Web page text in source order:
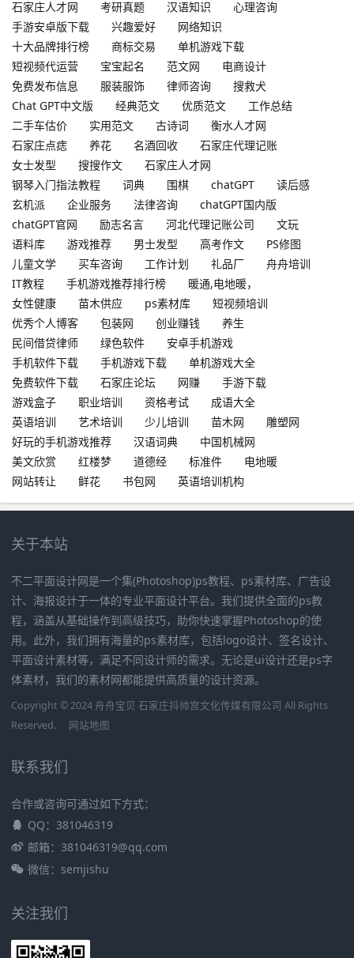
石家庄人才网
考研真题 汉语知识
心理咨询
手游安卓版下载
兴趣爱好
网络知识
十大品牌排行榜
商标交易
单机游戏下载
短视频代运营
宝宝起名 范文网
电商设计
免费发布信息
服装服饰 律师咨询
搜救犬
Chat GPT中文版
经典范文 优质范文
工作总结
二手车估价
实用范文 古诗词
衡水人才网
石家庄点痣
养花 名酒回收
石家庄代理记账
女士发型
搜搜作文
石家庄人才网
钢琴入门指法教程
词典 围棋 chatGPT
读后感
玄机派
企业服务 法律咨询
chatGPT国内版
chatGPT官网
励志名言 河北代理记账公司
文玩
语料库
游戏推荐 男士发型 高考作文
PS修图
儿童文学
买车咨询 工作计划 礼品厂
舟舟培训
IT教程
手机游戏推荐排行榜
暖通,电地暖，
女性健康
苗木供应 ps素材库
短视频培训
优秀个人博客
包装网 创业赚钱
养生
民间借贷律师
绿色软件
安卓手机游戏
手机软件下载
手机游戏下载
单机游戏大全
免费软件下载
石家庄论坛 网赚
手游下载
游戏盒子
职业培训 资格考试
成语大全
英语培训
艺术培训 少儿培训 苗木网
雕塑网
好玩的手机游戏推荐
汉语词典
中国机械网
美文欣赏
红楼梦 道德经 标准件
电地暖
网站转让
鲜花 书包网 英语培训机构
关于本站
不二平面设计网是一个集(Photoshop)ps教程、ps素材库、广告设
计、海报设计于一体的专业平面设计平台。我们提供全面的ps教
程，涵盖从基础操作到高级技巧，助你快速掌握Photoshop的使
用。此外，我们拥有海量的ps素材库，包括logo设计、签名设计、
平面设计素材等，满足不同设计师的需求。无论是ui设计还是ps字
体素材，我们的素材网都能提供高质量的设计资源。
Copyright © 2024 舟舟宝贝 石家庄抖帅宫文化传媒有限公司 All Rights
Reserved.
网站地图
联系我们
合作或咨询可通过如下方式：
QQ：381046319
邮箱：381046319@qq.com
微信：semjishu
关注我们